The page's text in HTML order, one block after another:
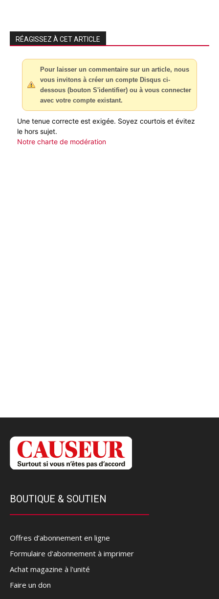
RÉAGISSEZ À CET ARTICLE
Pour laisser un commentaire sur un article, nous
vous invitons à créer un compte Disqus ci-
dessous (bouton S'identifier) ou à vous connecter
avec votre compte existant.
Une tenue correcte est exigée. Soyez courtois et évitez
le hors sujet.
Notre charte de modération
BOUTIQUE & SOUTIEN
Offres d’abonnement en ligne
Formulaire d'abonnement à imprimer
Achat magazine à l'unité
Faire un don